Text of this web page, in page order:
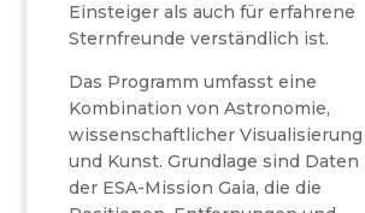
Einsteiger als auch für erfahrene
Sternfreunde verständlich ist.
Das Programm umfasst eine
Kombination von Astronomie,
wissenschaftlicher Visualisierung
und Kunst. Grundlage sind Daten
der ESA-Mission Gaia, die die